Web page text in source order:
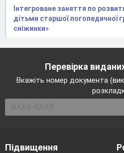
Інтегроване заняття по
дітьми старшої логопедичної
сніжинки»
Перевірка
Вкажіть номер документа
Підвищення